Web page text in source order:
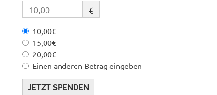
€
10,00€
15,00€
20,00€
Einen anderen Betrag eingeben
JETZT SPENDEN